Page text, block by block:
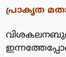
പ്രാകൃത